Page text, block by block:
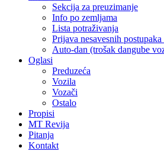
Sekcija za preuzimanje
Info po zemljama
Lista potraživanja
Prijava nesavesnih postupaka
Auto-dan (trošak dangube
Oglasi
Preduzeća
Vozila
Vozači
Ostalo
Propisi
MT Revija
Pitanja
Kontakt